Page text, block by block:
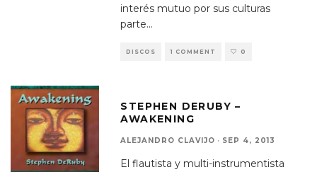
interés mutuo por sus culturas
parte...
DISCOS 1 COMMENT 0
STEPHEN DERUBY –
AWAKENING
ALEJANDRO CLAVIJO · SEP 4, 2013
El flautista y multi-instrumentista